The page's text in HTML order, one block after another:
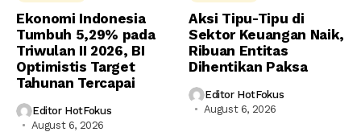
Ekonomi Indonesia
Tumbuh 5,29% pada
Triwulan II 2026, BI
Optimistis Target
Tahunan Tercapai
Editor HotFokus
August 6, 2026
Aksi Tipu-Tipu di
Sektor Keuangan Naik,
Ribuan Entitas
Dihentikan Paksa
Editor HotFokus
August 6, 2026